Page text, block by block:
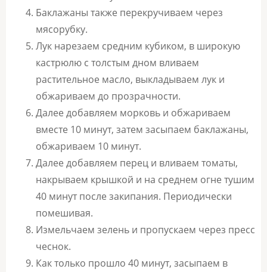
Баклажаны также перекручиваем через
мясорубку.
Лук нарезаем средним кубиком, в широкую
кастрюлю с толстым дном вливаем
растительное масло, выкладываем лук и
обжариваем до прозрачности.
Далее добавляем морковь и обжариваем
вместе 10 минут, затем засыпаем баклажаны,
обжариваем 10 минут.
Далее добавляем перец и вливаем томаты,
накрываем крышкой и на среднем огне тушим
40 минут после закипания. Периодически
помешивая.
Измельчаем зелень и пропускаем через пресс
чеснок.
Как только прошло 40 минут, засыпаем в